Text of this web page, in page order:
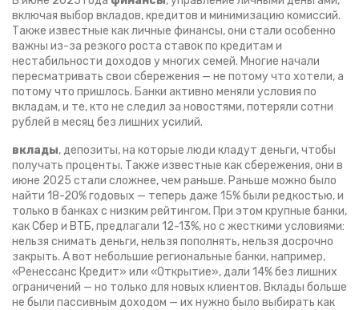
включая выбор вкладов, кредитов и минимизацию комиссий.
Также известные какличные финансы, они стали особенно
важны из-за резкого роста ставок по кредитам и
нестабильности доходов у многих семей. Многие начали
пересматривать свои сбережения — не потому что хотели, а
потому что пришлось. Банки активно меняли условия по
вкладам, и те, кто не следил за новостями, потеряли сотни
рублей в месяц без лишних усилий.
вклады,депозиты, на которые люди кладут деньги, чтобы
получать проценты. Также известные каксбережения, они в
июне 2025 стали сложнее, чем раньше. Раньше можно было
найти 18-20% годовых — теперь даже 15% были редкостью, и
только в банках с низким рейтингом. При этом крупные банки,
как Сбер и ВТБ, предлагали 12-13%, но с жесткими условиями:
нельзя снимать деньги, нельзя пополнять, нельзя досрочно
закрыть. А вот небольшие региональные банки, например,
«Ренессанс Кредит» или «Открытие», дали 14% без лишних
ограничений — но только для новых клиентов. Вклады больше
не были пассивным доходом — их нужно было выбирать как